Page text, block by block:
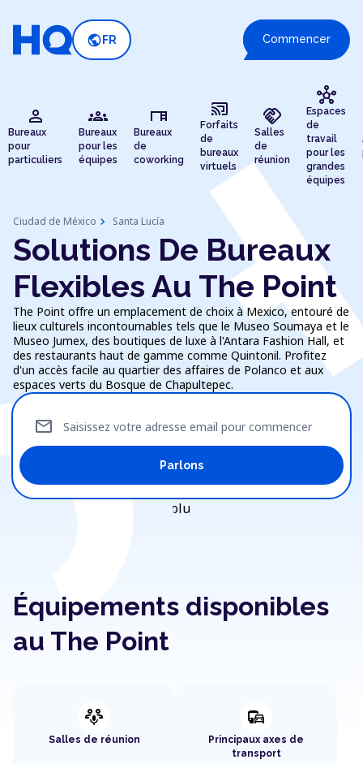
public FR Commencer
person
Bureaux
pour
particuliers
groups
Bureaux
pour les
équipes
desk
Bureaux
de
coworking
cast_connected
Forfaits
de
bureaux
virtuels
handshake
Salles
de
réunion
hub
Espaces
de
travail
pour les
grandes
équipes
Ciudad de México chevron_right Santa Lucía
Solutions De Bureaux
Flexibles Au The Point
The Point offre un emplacement de choix à Mexico, entouré de
lieux culturels incontournables tels que le Museo Soumaya et le
Museo Jumex, des boutiques de luxe à l'Antara Fashion Hall, et
des restaurants haut de gamme comme Quintonil. Profitez
d'un accès facile au quartier des affaires de Polanco et aux
espaces verts du Bosque de Chapultepec.
Saisissez votre adresse email pour commencer
mail
Parlons
Équipements disponibles
au The Point
adaptive_audio_mic
Salles de réunion
commute
Principaux axes de
transport